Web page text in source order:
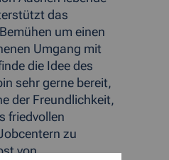
das
um einen
Umgang mit
die Idee des
sehr gerne bereit,
der Freundlichkeit,
friedvollen
zu
von